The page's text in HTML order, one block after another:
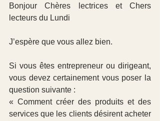
Bonjour Chères lectrices et Chers
lecteurs du Lundi
J’espère que vous allez bien.
Si vous êtes entrepreneur ou dirigeant,
vous devez certainement vous poser la
question suivante :
« Comment créer des produits et des
services que les clients désirent acheter